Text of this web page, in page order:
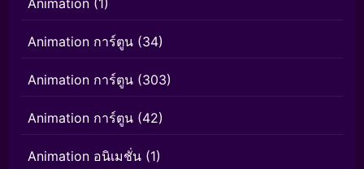
Animation การ์ตูน (34)
Animation การ์ตูน (303)
Animation การ์ตูน (42)
Animation อนิเมชั่น (1)